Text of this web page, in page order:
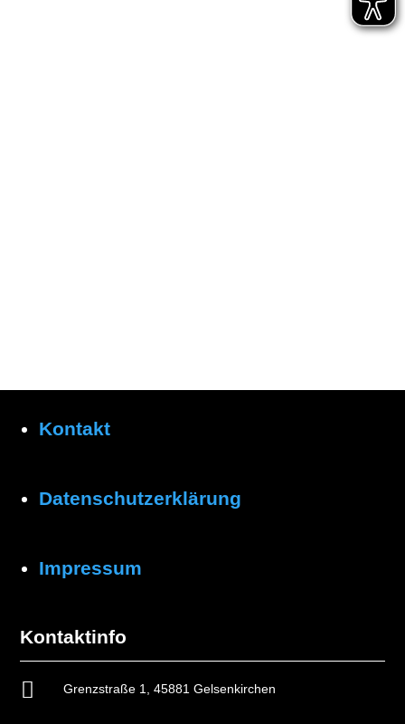
Kontakt
Datenschutzerklärung
Impressum
Kontaktinfo
 Grenzstraße 1, 45881 Gelsenkirchen